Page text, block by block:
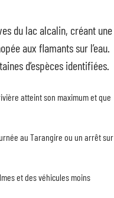
du lac alcalin, créant une
aux flamants sur l’eau.
d’espèces identifiées.
atteint son maximum et que
au Tarangire ou un arrêt sur
et des véhicules moins